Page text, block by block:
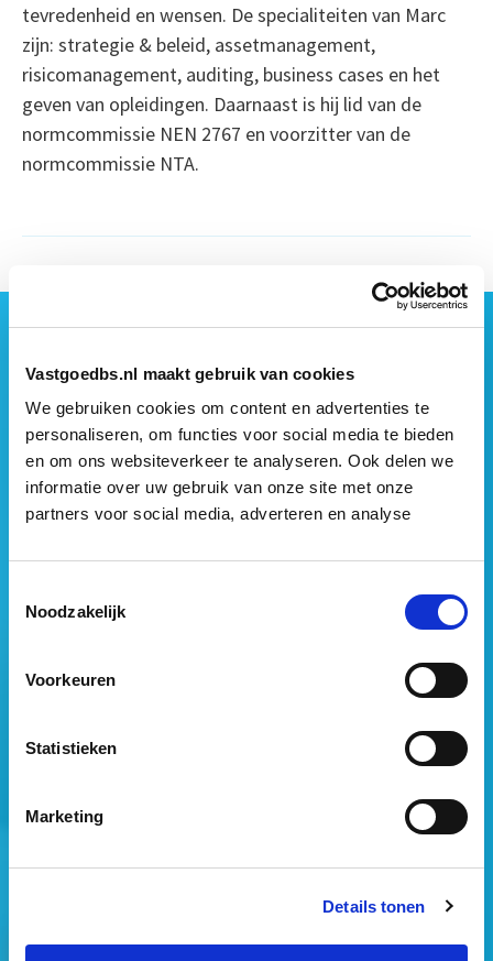
Vastgoedbs.nl maakt gebruik van cookies
We gebruiken cookies om content en advertenties te
personaliseren, om functies voor social media te bieden
en om ons websiteverkeer te analyseren. Ook delen we
informatie over uw gebruik van onze site met onze
partners voor social media, adverteren en analyse
Noodzakelijk
Voorkeuren
Statistieken
Marketing
Details tonen
tevredenheid en wensen. De specialiteiten van Marc
zijn: strategie & beleid, assetmanagement,
risicomanagement, auditing, business cases en het
geven van opleidingen. Daarnaast is hij lid van de
normcommissie NEN 2767 en voorzitter van de
normcommissie NTA.
Geen vastgoednieuws missen?
Wij vatten het laatste vastgoednieuws uit diverse
media voor je samen en signaleren de belangrijkste
vastgoedtrends. Schrijf je in voor onze gratis
nieuwsbrief:
Ja, ik geef toestemming om mijn gegevens op te slaan
en mij te informeren over het laatste vastgoednieuws.